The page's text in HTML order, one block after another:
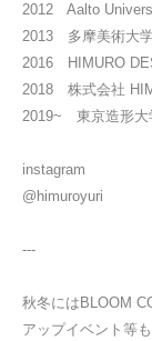
2012 Aalto
2013 多摩美術大
2016 HIMURO
2018 株式会社
2019~ 東京造形大
instagram
@himuroyuri
---
秋冬にはBLOOM
アップイベント等